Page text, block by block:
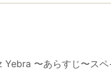
〜あらすじ〜ス